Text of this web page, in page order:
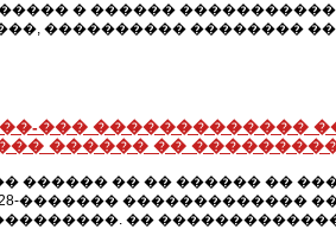
� ������
���������� ��������
��� �������������
������ ��
������ �� �� ������ ��
������� �������������
��